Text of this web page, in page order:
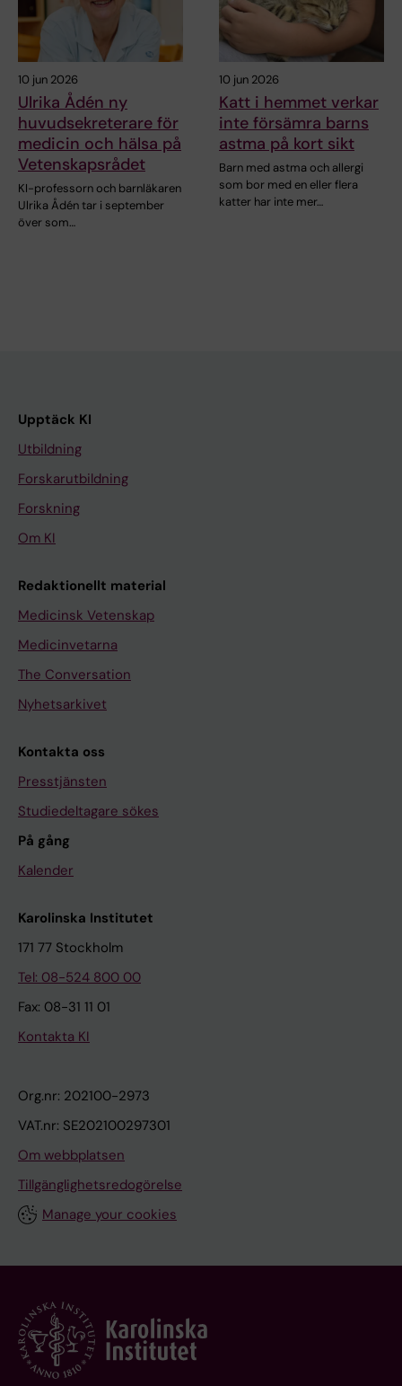
10 jun 2026
Ulrika Ådén ny
huvudsekreterare för
medicin och hälsa på
Vetenskapsrådet
KI-professorn och barnläkaren
Ulrika Ådén tar i september
över som…
10 jun 2026
Katt i hemmet verkar
inte försämra barns
astma på kort sikt
Barn med astma och allergi
som bor med en eller flera
katter har inte mer…
Upptäck KI
Utbildning
Forskarutbildning
Forskning
Om KI
Redaktionellt material
Medicinsk Vetenskap
Medicinvetarna
The Conversation
Nyhetsarkivet
Kontakta oss
Presstjänsten
Studiedeltagare sökes
På gång
Kalender
Karolinska Institutet
171 77 Stockholm
Tel: 08-524 800 00
Fax: 08-31 11 01
Kontakta KI
Org.nr: 202100-2973
VAT.nr: SE202100297301
Om webbplatsen
Tillgänglighetsredogörelse
Manage your cookies